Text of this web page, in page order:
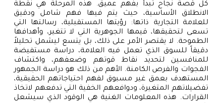
كل قصة نجاح تبدأ بفهم عميق. هذه المرحلة هي نقطة
الانطلاق الأساسية، حيث يتم فيها فهم شامل ودقيق
للعلامة التجارية ذاتها: رؤيتها المستقبلية، رسالتها التي
تسعى لتحقيقها، قيمها الجوهرية التي لا تتغير، وأهدافها
الطموحة. لا يقتصر الأمر على ذلك، بل يتسع ليشمل تحليلاً
دقيقاً للسوق الذي تعمل فيه العلامة، دراسة مستفيضة
للمنافسين لتحديد نقاط قوتهم وضعفهم، واكتشاف
الفجوات والفرص الكامنة. الأهم من ذلك هو دراسة الجمهور
المستهدف بعمق غير مسبوق لفهم احتياجاتهم الحقيقية،
تفضيلاتهم المتغيرة، ودوافعهم الخفية التي تدفعهم لاتخاذ
القرارات. هذه المعلومات الغنية هي الوقود الذي سيشعل